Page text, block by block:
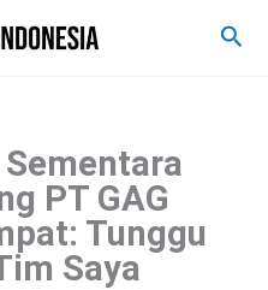
Cari
PT GAG
Tunggu
Saya